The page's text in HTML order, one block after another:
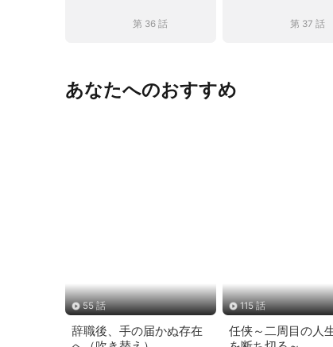
第 36 話 第 37 話
あなたへのおすすめ
55 話
辞職後、手の届かぬ存在
115 話
任侠～二周目の人